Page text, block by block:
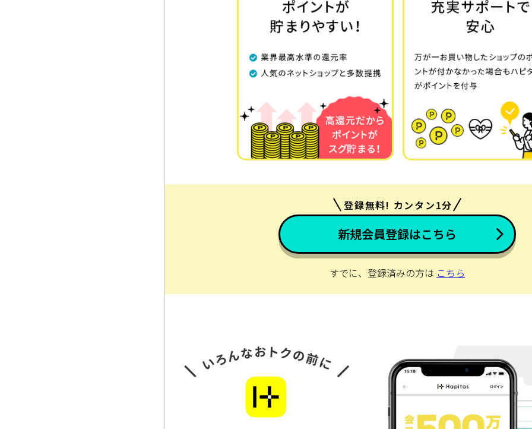
登録無料! カンタン1分
新規会員登録はこちら
すでに、登録済みの方は こちら